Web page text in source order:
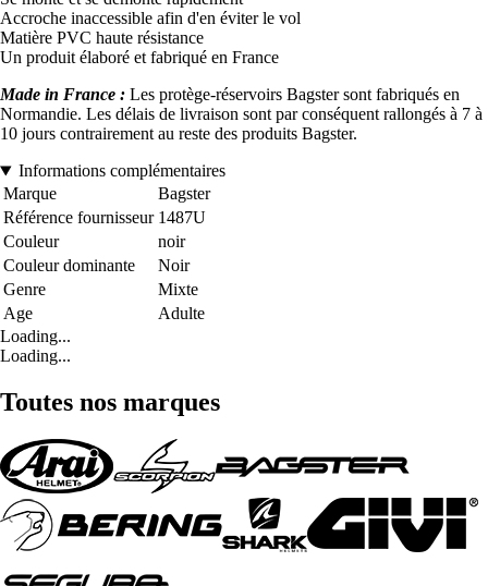
Accroche inaccessible afin d'en éviter le vol
Matière PVC haute résistance
Un produit élaboré et fabriqué en France
Made in France : Les protège-réservoirs Bagster sont fabriqués en
Normandie. Les délais de livraison sont par conséquent rallongés à 7 à
10 jours contrairement au reste des produits Bagster.
Informations complémentaires
Marque
Bagster
Référence fournisseur 1487U
Couleur
noir
Couleur dominante
Noir
Genre
Mixte
Age
Adulte
Loading...
Loading...
Toutes nos marques